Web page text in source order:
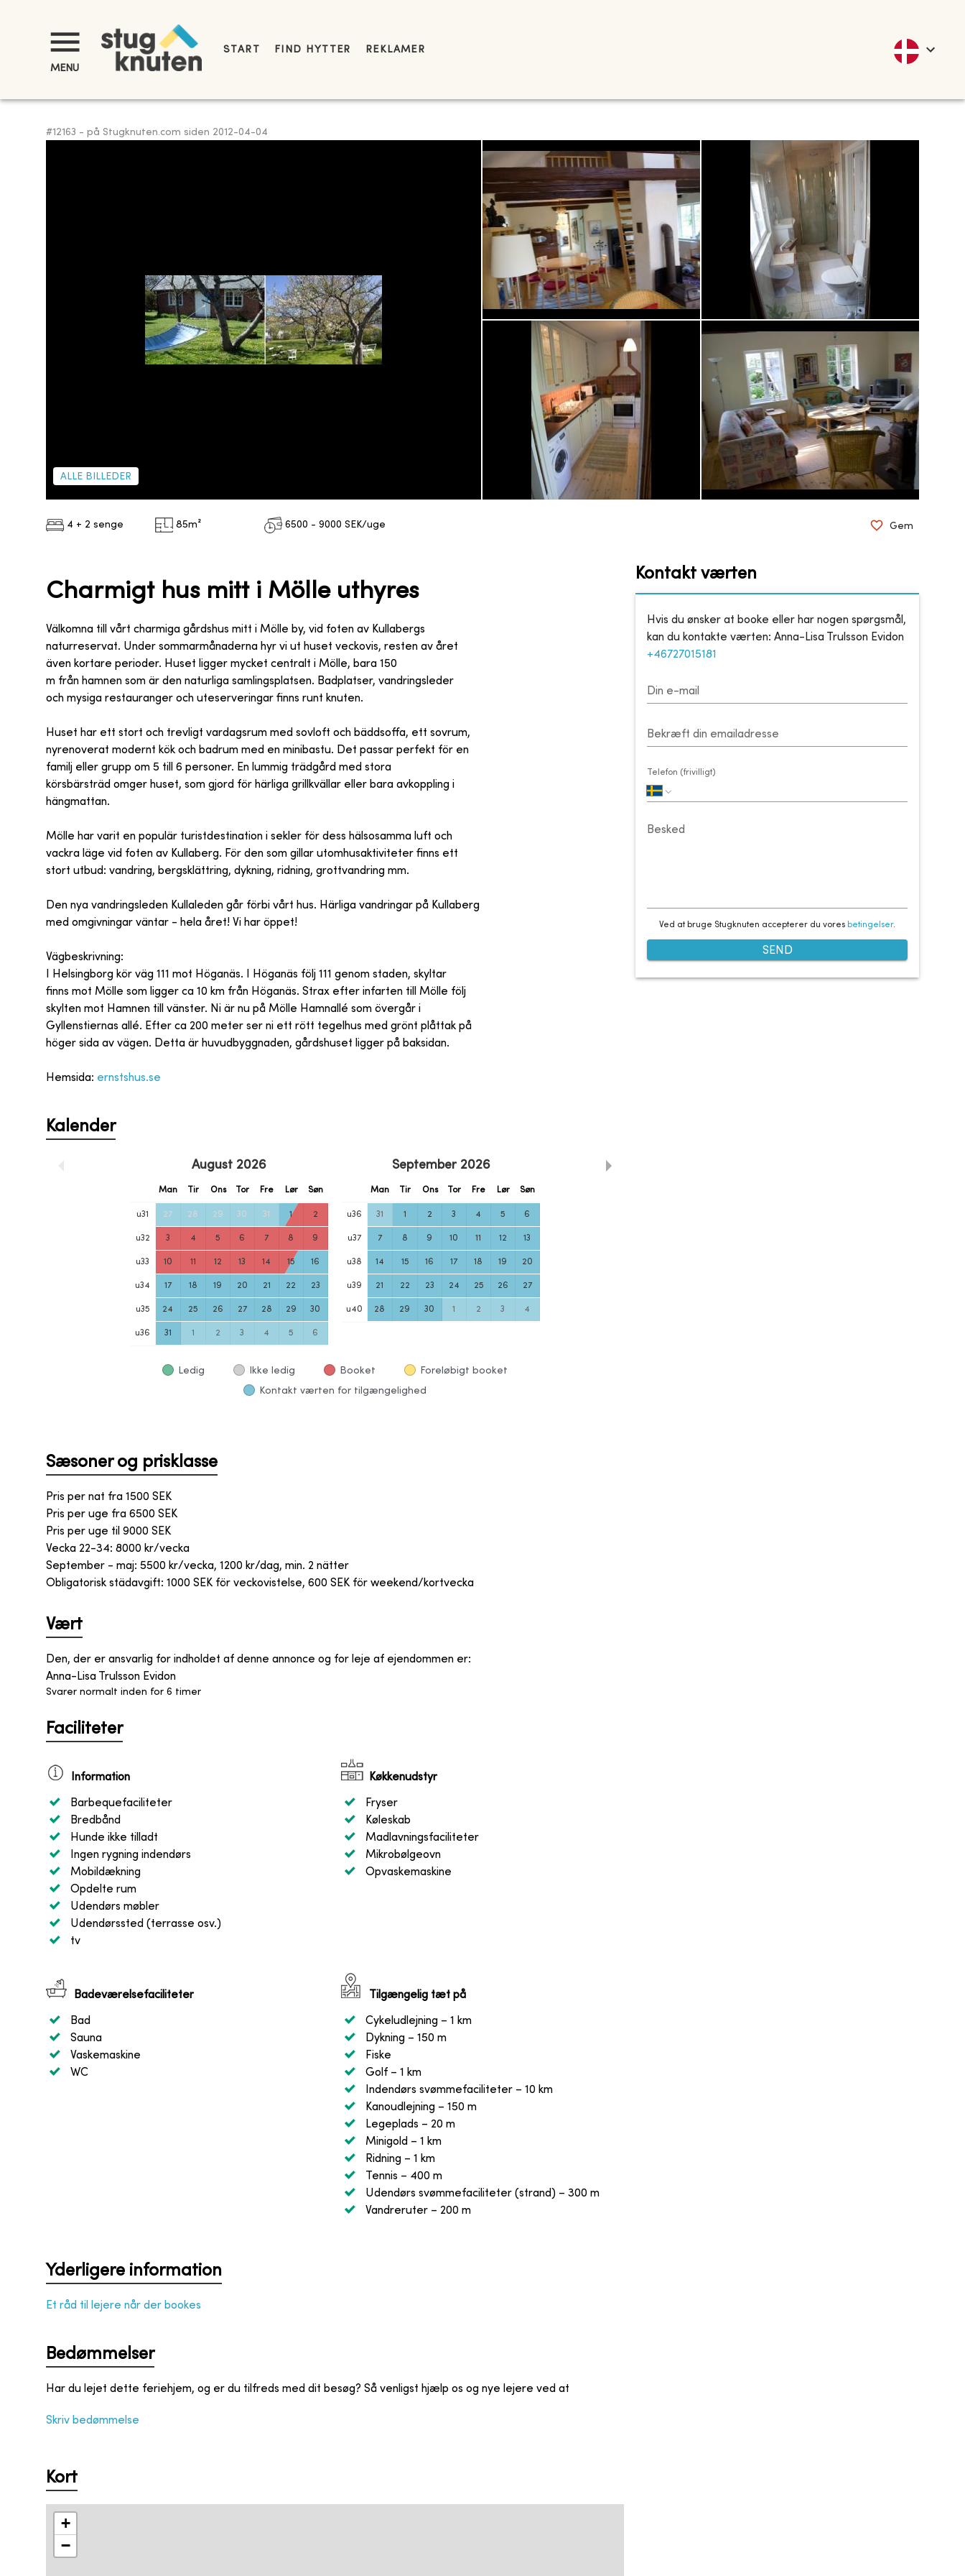
MENU
START FIND HYTTER REKLAMER
#12163 - på Stugknuten.com siden 2012-04-04
ALLE BILLEDER
4 + 2 senge 85m² 6500 - 9000 SEK/uge Gem
Charmigt hus mitt i Mölle uthyres
Välkomna till vårt charmiga gårdshus mitt i Mölle by, vid foten av Kullabergs
naturreservat. Under sommarmånaderna hyr vi ut huset veckovis, resten av året
även kortare perioder. Huset ligger mycket centralt i Mölle, bara 150
m från hamnen som är den naturliga samlingsplatsen. Badplatser, vandringsleder
och mysiga restauranger och uteserveringar finns runt knuten.
Huset har ett stort och trevligt vardagsrum med sovloft och bäddsoffa, ett sovrum,
nyrenoverat modernt kök och badrum med en minibastu. Det passar perfekt för en
familj eller grupp om 5 till 6 personer. En lummig trädgård med stora
körsbärsträd omger huset, som gjord för härliga grillkvällar eller bara avkoppling i
hängmattan.
Mölle har varit en populär turistdestination i sekler för dess hälsosamma luft och
vackra läge vid foten av Kullaberg. För den som gillar utomhusaktiviteter finns ett
stort utbud: vandring, bergsklättring, dykning, ridning, grottvandring mm.
Den nya vandringsleden Kullaleden går förbi vårt hus. Härliga vandringar på Kullaberg
med omgivningar väntar - hela året! Vi har öppet!
Vägbeskrivning:
I Helsingborg kör väg 111 mot Höganäs. I Höganäs följ 111 genom staden, skyltar
finns mot Mölle som ligger ca 10 km från Höganäs. Strax efter infarten till Mölle följ
skylten mot Hamnen till vänster. Ni är nu på Mölle Hamnallé som övergår i
Gyllenstiernas allé. Efter ca 200 meter ser ni ett rött tegelhus med grönt plåttak på
höger sida av vägen. Detta är huvudbyggnaden, gårdshuset ligger på baksidan.
Hemsida: ernstshus.se
Kalender
August 2026
Man Tir Ons Tor Fre Lør Søn
u31 27 28 29 30 31 1 2
u32 3 4 5 6 7 8 9
u33 10 11 12 13 14 15 16
u34 17 18 19 20 21 22 23
u35 24 25 26 27 28 29 30
u36 31 1 2 3 4 5 6
September 2026
Man Tir Ons Tor Fre Lør Søn
u36 31 1 2 3 4 5 6
u37 7 8 9 10 11 12 13
u38 14 15 16 17 18 19 20
u39 21 22 23 24 25 26 27
u40 28 29 30 1 2 3 4
Ledig Ikke ledig Booket Foreløbigt booket
Kontakt værten for tilgængelighed
Sæsoner og prisklasse
Pris per nat fra 1500 SEK
Pris per uge fra 6500 SEK
Pris per uge til 9000 SEK
Vecka 22-34: 8000 kr/vecka
September - maj: 5500 kr/vecka, 1200 kr/dag, min. 2 nätter
Obligatorisk städavgift: 1000 SEK för veckovistelse, 600 SEK för weekend/kortvecka
Vært
Den, der er ansvarlig for indholdet af denne annonce og for leje af ejendommen er:
Anna-Lisa Trulsson Evidon
Svarer normalt inden for 6 timer
Faciliteter
Information
Barbequefaciliteter
Bredbånd
Hunde ikke tilladt
Ingen rygning indendørs
Mobildækning
Opdelte rum
Udendørs møbler
Udendørssted (terrasse osv.)
tv
Køkkenudstyr
Fryser
Køleskab
Madlavningsfaciliteter
Mikrobølgeovn
Opvaskemaskine
Badeværelsefaciliteter
Bad
Sauna
Vaskemaskine
WC
Tilgængelig tæt på
Cykeludlejning– 1 km
Dykning– 150 m
Fiske
Golf– 1 km
Indendørs svømmefaciliteter– 10 km
Kanoudlejning– 150 m
Legeplads – 20 m
Minigold – 1 km
Ridning– 1 km
Tennis – 400 m
Udendørs svømmefaciliteter (strand)– 300 m
Vandreruter– 200 m
Yderligere information
Et råd til lejere når der bookes
Bedømmelser
Har du lejet dette feriehjem, og er du tilfreds med dit besøg? Så venligst hjælp os og nye lejere ved at
Skriv bedømmelse
Kort
+
−
Kontakt værten
Hvis du ønsker at booke eller har nogen spørgsmål,
kan du kontakte værten: Anna-Lisa Trulsson Evidon
+46727015181
Din e-mail
Bekræft din emailadresse
Telefon (frivilligt)
Besked
Ved at bruge Stugknuten accepterer du vores betingelser.
SEND